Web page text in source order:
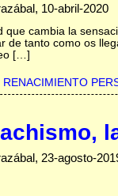
10-abril-2020
que cambia la
de tanto como os
[…]
RENACIMIENTO
23-agosto-